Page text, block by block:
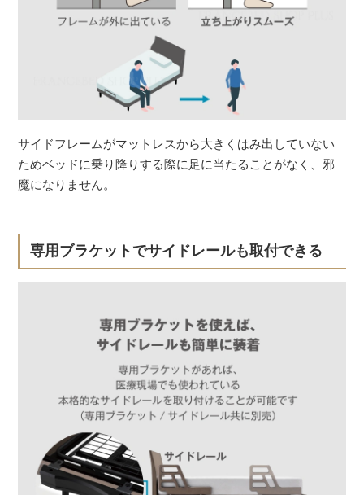
サイドフレームがマットレスから大きくはみ出していない
ためベッドに乗り降りする際に足に当たることがなく、邪
魔になりません。
専用ブラケットでサイドレールも取付できる